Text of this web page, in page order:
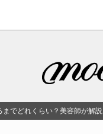
でどれくらい？美容師が解説